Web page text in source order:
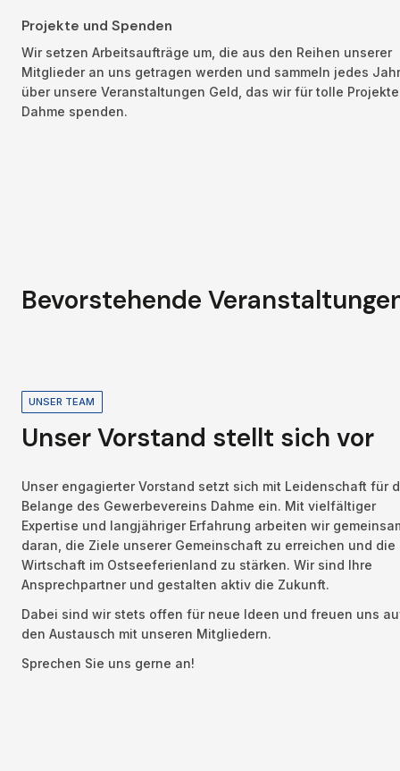
Projekte und Spenden
Wir setzen Arbeitsaufträge um, die aus den Reihen unserer
Mitglieder an uns getragen werden und sammeln jedes Jahr
über unsere Veranstaltungen Geld, das wir für tolle
Dahme spenden.
Bevorstehende
UNSER TEAM
Unser Vorstand stellt sich vor
Unser engagierter Vorstand setzt sich mit Leidenschaft für
Belange des Gewerbevereins Dahme ein. Mit vielfältiger
Expertise und langjähriger Erfahrung arbeiten wir
daran, die Ziele unserer Gemeinschaft zu erreichen und die
Wirtschaft im Ostseeferienland zu stärken. Wir sind Ihre
Ansprechpartner und gestalten aktiv die Zukunft.
Dabei sind wir stets offen für neue Ideen und freuen uns
den Austausch mit unseren Mitgliedern.
Sprechen Sie uns gerne an!